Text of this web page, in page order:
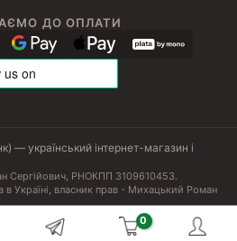
ДО ОПЛАТИ
— український інтернет-магазин і
Сергійович, РНОКПП 3109610453.
в Україні, власник прав - Михацький Роман
конфіденційності
Публічна оферта